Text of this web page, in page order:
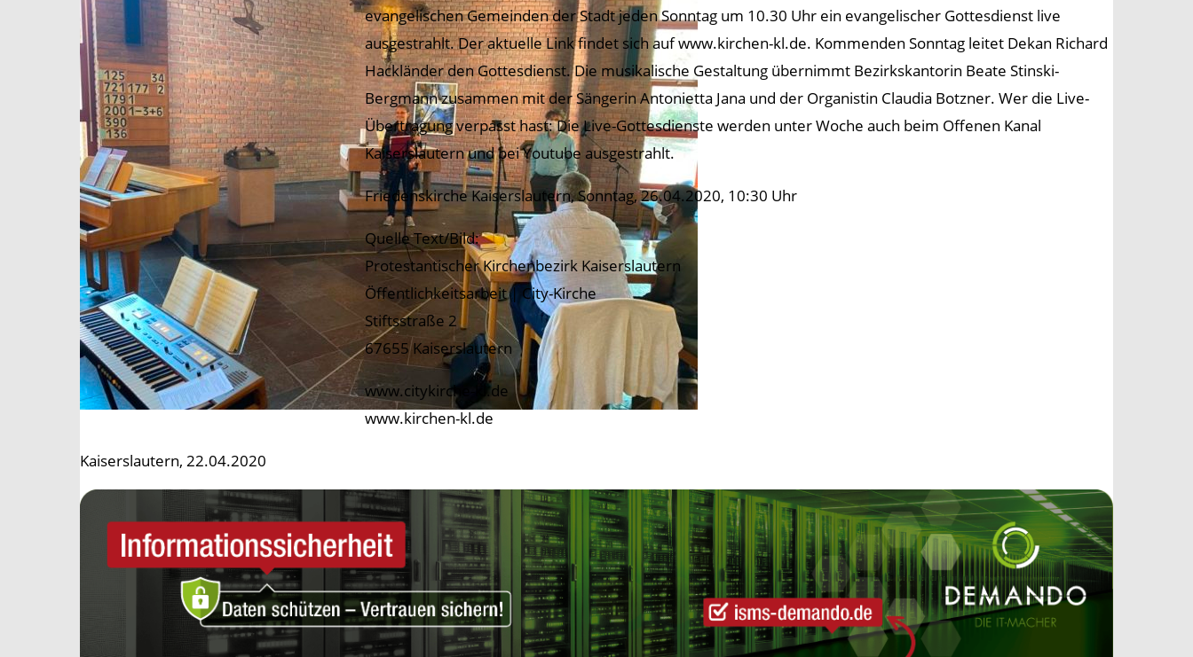
evangelischen Gemeinden der Stadt jeden Sonntag um 10.30 Uhr ein evangelischer Gottesdienst live
ausgestrahlt. Der aktuelle Link findet sich auf www.kirchen-kl.de. Kommenden Sonntag leitet Dekan Richard
Hackländer den Gottesdienst. Die musikalische Gestaltung übernimmt Bezirkskantorin Beate Stinski-
Bergmann zusammen mit der Sängerin Antonietta Jana und der Organistin Claudia Botzner. Wer die Live-
Übertragung verpasst hast: Die Live-Gottesdienste werden unter Woche auch beim Offenen Kanal
Kaiserslautern und bei Youtube ausgestrahlt.
Friedenskirche Kaiserslautern, Sonntag, 26.04.2020, 10:30 Uhr
Quelle Text/Bild:
Protestantischer Kirchenbezirk Kaiserslautern
Öffentlichkeitsarbeit | City-Kirche
Stiftsstraße 2
67655 Kaiserslautern
www.citykirche-kl.de
www.kirchen-kl.de
Kaiserslautern, 22.04.2020